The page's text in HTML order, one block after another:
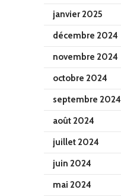
janvier 2025
décembre 2024
novembre 2024
octobre 2024
septembre 2024
août 2024
juillet 2024
juin 2024
mai 2024